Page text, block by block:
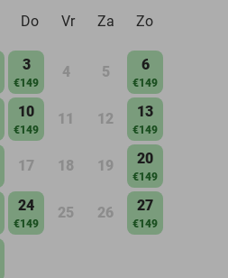
Do Vr Za Zo
3
€149
4 5 6
€149
10
€149
11 12 13
€149
17 18 19 20
€149
24
€149
25 26 27
€149